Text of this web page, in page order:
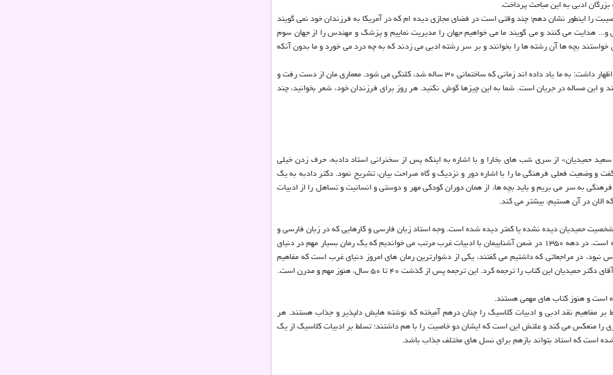
ادبی به این مباحث پرداخت.
را اینطور نشان دهم؛ چند وقتی است در فضای مجازی دیده ام که در آمریکا به فرزندان خود نمی گویند
هدایت می کنند و می گویند ما می خواهیم جهان را مدیریت نماییم و پزشک و مهندس را از جهان سوم
خواستند بچه ها آن رشته ها را بخوانند و بر سر رشته ادبی می زدند که به چه درد می خورد و ما بدون آنکه
دادبه با انتقاد از دانشجویانی که نمی توانند شعر فارسی را بدون غلط بخوانند، اظهار داشت: به ما یاد داده اند زمانی که ساختمانی ۳۰ ساله شد، کلنگی می شود. معماری مان از دست رفت و
این مساله در جریان است. شما به این چیزها گوش نکنید. هر روز برای فرزندان خود، شعر بخوانید، چند
حمیدیان» از سری شب های بخارا و با اشاره به اینکه پس از سخنرانی استاد دادبه، حرف زدن خیلی
و وضعیت فعلی فرهنگی ما را با اشاره دور و نزدیک و گاه صراحت بیان، تشریح نمود. دکتر دادبه به یک
به سر می بریم و باید بچه ها، از همان دوران کودکی مهر و دوستی و انسانیت و تساهل را از ادبیات
الان در آن هستیم، بیشتر می کند.
حمیدیان دیده نشده یا کمتر دیده شده است. وجه استاد زبان فارسی و کارهایی که در زبان فارسی و
ادبیات فارسی داشتند، به قدری قوی و غالب است که این وجه کمتر دیده شده است. در دهه ۱۳۵۰ در ضمن آشناییمان با ادبیات غرب مرتب می خواندیم که یک رمان بسیار مهم در دنیای
در مراجعاتی که داشتیم می گفتند، یکی از دشوارترین رمان های امروز دنیای غرب است که مفاهیم
کتاب را ترجمه کرد. این ترجمه پس از گذشت ۴۰ تا ۵۰ سال، هنوز مهم و مدرن است.
است و هنوز کتاب های مهمی هستند.
مفاهیم نقد ادبی و ادبیات کلاسیک را چنان درهم آمیخته که نوشته هایش دلپذیر و جذاب هستند. هر
را منعکس می کند و علتش این است که ایشان دو خاصیت را با هم داشتند؛ تسلط بر ادبیات کلاسیک از یک
است که استاد بتواند بازهم برای نسل های مختلف جذاب باشد.